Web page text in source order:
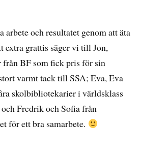
och resultatet genom att äta
extra grattis säger vi till Jon,
BF som fick pris för sin
varmt tack till SSA; Eva, Eva
skolbibliotekarier i världsklass
Fredrik och Sofia från
för ett bra samarbete.